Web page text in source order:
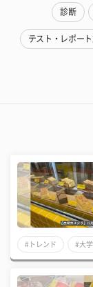
診断
テスト・レポー
#トレンド #大